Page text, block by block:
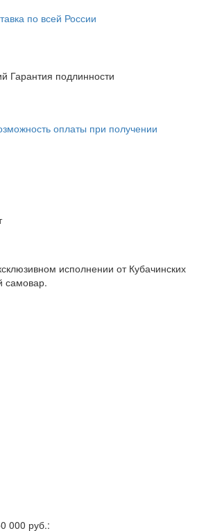
по всей России
Гарантия подлинности
оплаты при получении
исполнении от Кубачинских
самовар.
000 руб.: